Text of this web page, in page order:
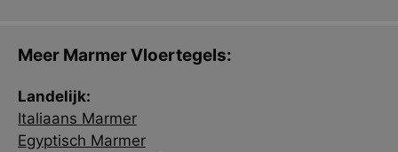
Meer Marmer Vloertegels:
Landelijk:
Italiaans Marmer
Egyptisch Marmer